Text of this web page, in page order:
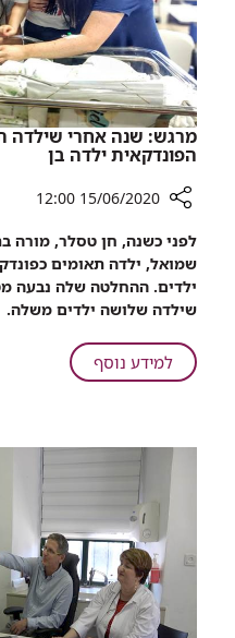
מרגש: שנה אחרי שילדה
הפונדקאית ילדה בן
שיתוף
מרגש:
שנה
אחרי
שילדה
תאומים
הפונדקאית
15/06/2020 12:00
לפני כשנה, חן טסלר, מורה
שמואל, ילדה תאומים
ילדים. ההחלטה שלה נבעה
שילדה שלושה ילדים משלה.
למידע נוסףעל
מרגש:
תאומים
אם
אחרת,
הפונדקאית
ילדה
בן